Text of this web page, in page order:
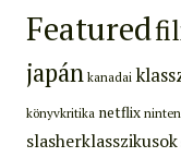
Featured
japán kanadai
könyvkritika netflix
slasherklasszikusok